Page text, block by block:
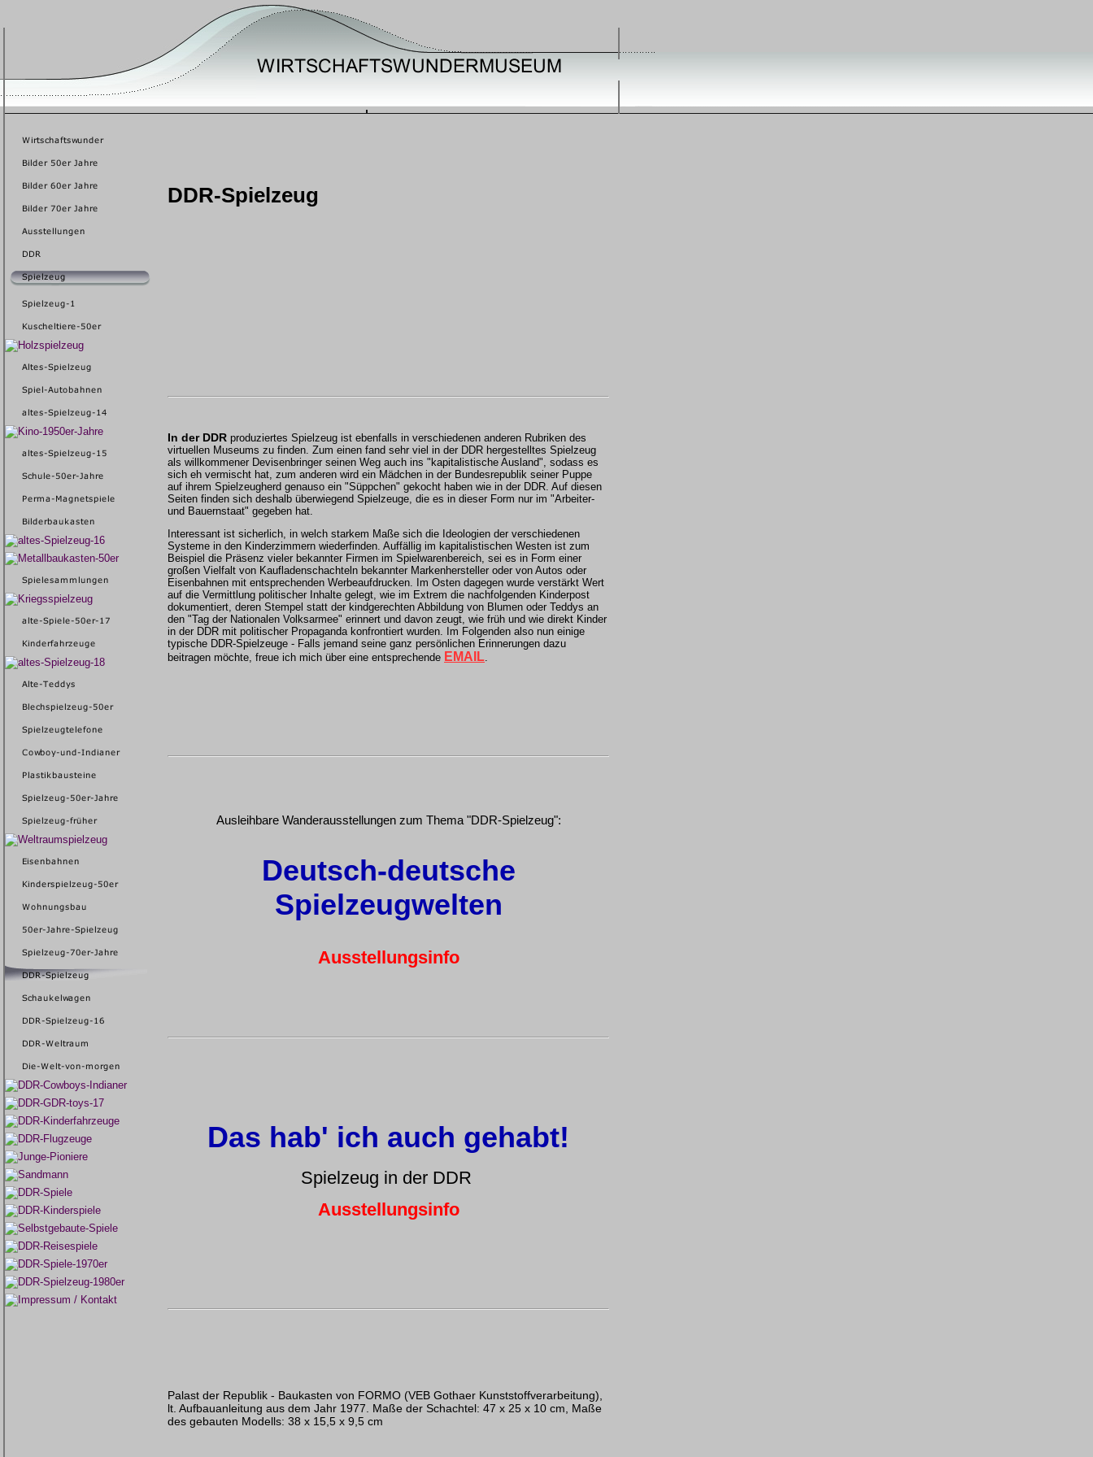
DDR-Spielzeug
In der DDR produziertes Spielzeug ist ebenfalls in verschiedenen anderen Rubriken des
virtuellen Museums zu finden. Zum einen fand sehr viel in der DDR hergestelltes Spielzeug
als willkommener Devisenbringer seinen Weg auch ins "kapitalistische Ausland", sodass es
sich eh vermischt hat, zum anderen wird ein Mädchen in der Bundesrepublik seiner Puppe
auf ihrem Spielzeugherd genauso ein "Süppchen" gekocht haben wie in der DDR. Auf diesen
Seiten finden sich deshalb überwiegend Spielzeuge, die es in dieser Form nur im "Arbeiter-
und Bauernstaat" gegeben hat.
Interessant ist sicherlich, in welch starkem Maße sich die Ideologien der verschiedenen
Systeme in den Kinderzimmern wiederfinden. Auffällig im kapitalistischen Westen ist zum
Beispiel die Präsenz vieler bekannter Firmen im Spielwarenbereich, sei es in Form einer
großen Vielfalt von Kaufladenschachteln bekannter Markenhersteller oder von Autos oder
Eisenbahnen mit entsprechenden Werbeaufdrucken. Im Osten dagegen wurde verstärkt Wert
auf die Vermittlung politischer Inhalte gelegt, wie im Extrem die nachfolgenden Kinderpost
dokumentiert, deren Stempel statt der kindgerechten Abbildung von Blumen oder Teddys an
den "Tag der Nationalen Volksarmee" erinnert und davon zeugt, wie früh und wie direkt Kinder
in der DDR mit politischer Propaganda konfrontiert wurden.
Im Folgenden also nun einige
typische DDR-Spielzeuge - Falls jemand seine ganz persönlichen Erinnerungen dazu
beitragen möchte, freue ich mich über eine entsprechende EMAIL.
Ausleihbare Wanderausstellungen zum Thema "DDR-Spielzeug":
Deutsch-deutsche
Spielzeugwelten
Ausstellungsinfo
Das hab' ich auch gehabt!
Spielzeug in der DDR
Ausstellungsinfo
Palast der Republik - Baukasten von FORMO (VEB Gothaer Kunststoffverarbeitung),
lt. Aufbauanleitung aus dem Jahr 1977. Maße der Schachtel: 47 x 25 x 10 cm, Maße
des gebauten Modells: 38 x 15,5 x 9,5 cm